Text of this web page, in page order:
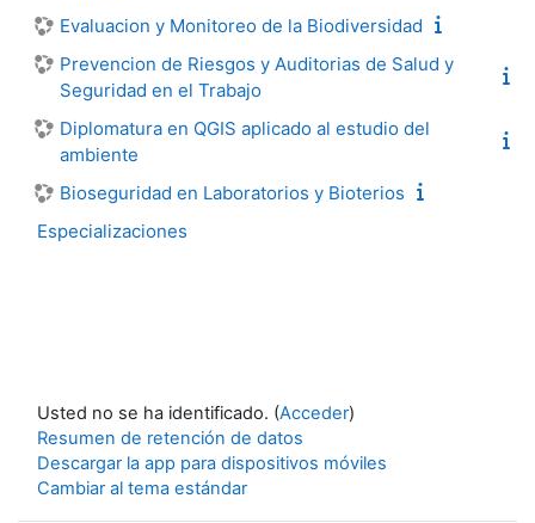
Evaluacion y Monitoreo de la Biodiversidad
Prevencion de Riesgos y Auditorias de Salud y
Seguridad en el Trabajo
Diplomatura en QGIS aplicado al estudio del
ambiente
Bioseguridad en Laboratorios y Bioterios
Especializaciones
Usted no se ha identificado. (Acceder)
Resumen de retención de datos
Descargar la app para dispositivos móviles
Cambiar al tema estándar